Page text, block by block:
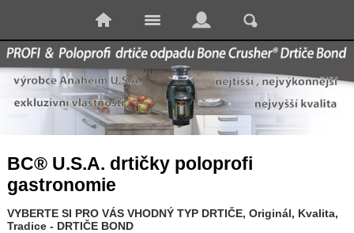
BC® U.S.A. drtičky poloprofi
gastronomie
VYBERTE SI PRO VÁS VHODNÝ TYP DRTIČE, Originál, Kvalita,
Tradice - DRTIČE BOND